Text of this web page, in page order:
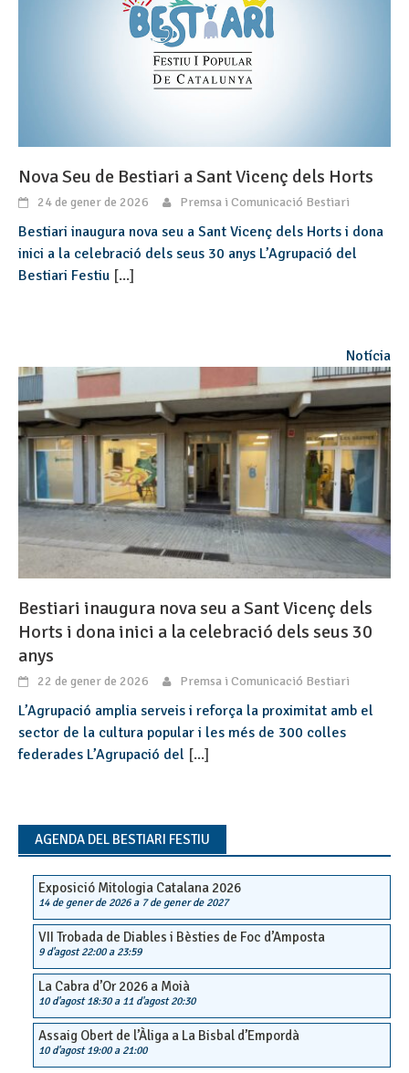
Nova Seu de Bestiari a Sant Vicenç dels Horts
24 de gener de 2026 Premsa i Comunicació Bestiari
Bestiari inaugura nova seu a Sant Vicenç dels Horts i dona
inici a la celebració dels seus 30 anys L’Agrupació del
Bestiari Festiu [...]
Notícia
Bestiari inaugura nova seu a Sant Vicenç dels
Horts i dona inici a la celebració dels seus 30
anys
22 de gener de 2026 Premsa i Comunicació Bestiari
L’Agrupació amplia serveis i reforça la proximitat amb el
sector de la cultura popular i les més de 300 colles
federades L’Agrupació del [...]
AGENDA DEL BESTIARI FESTIU
Exposició Mitologia Catalana 2026
14 de gener de 2026a 7 de gener de 2027
VII Trobada de Diables i Bèsties de Foc d’Amposta
9 d'agost 22:00a 23:59
La Cabra d’Or 2026 a Moià
10 d'agost 18:30a 11 d'agost 20:30
Assaig Obert de l’Àliga a La Bisbal d’Empordà
10 d'agost 19:00a 21:00